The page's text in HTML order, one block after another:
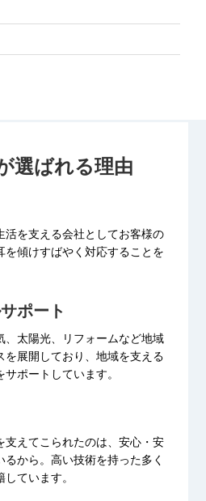
選ばれる理由
活を支える会社としてお客様の
を傾けすばやく対応することを
ポート
、太陽光、リフォームなど地域
を展開しており、地域を支える
ポートしています。
支えてこられたのは、安心・安
るから。高い技術を持った多く
しています。